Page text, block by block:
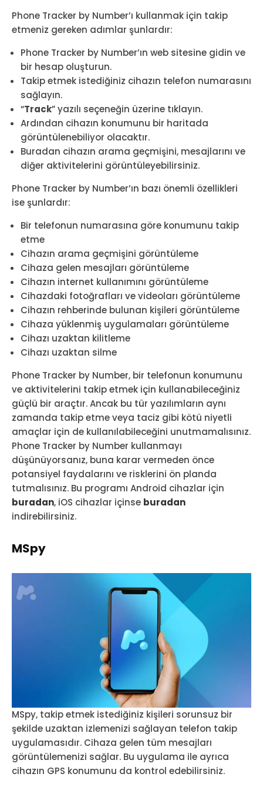
Phone Tracker by Number’ı kullanmak için takip
etmeniz gereken adımlar şunlardır:
Phone Tracker by Number’ın web sitesine gidin ve
bir hesap oluşturun.
Takip etmek istediğiniz cihazın telefon numarasını
sağlayın.
“Track” yazılı seçeneğin üzerine tıklayın.
Ardından cihazın konumunu bir haritada
görüntülenebiliyor olacaktır.
Buradan cihazın arama geçmişini, mesajlarını ve
diğer aktivitelerini görüntüleyebilirsiniz.
Phone Tracker by Number’ın bazı önemli özellikleri
ise şunlardır:
Bir telefonun numarasına göre konumunu takip
etme
Cihazın arama geçmişini görüntüleme
Cihaza gelen mesajları görüntüleme
Cihazın internet kullanımını görüntüleme
Cihazdaki fotoğrafları ve videoları görüntüleme
Cihazın rehberinde bulunan kişileri görüntüleme
Cihaza yüklenmiş uygulamaları görüntüleme
Cihazı uzaktan kilitleme
Cihazı uzaktan silme
Phone Tracker by Number, bir telefonun konumunu
ve aktivitelerini takip etmek için kullanabileceğiniz
güçlü bir araçtır. Ancak bu tür yazılımların aynı
zamanda takip etme veya taciz gibi kötü niyetli
amaçlar için de kullanılabileceğini unutmamalısınız.
Phone Tracker by Number kullanmayı
düşünüyorsanız, buna karar vermeden önce
potansiyel faydalarını ve risklerini ön planda
tutmalısınız. Bu programı Android cihazlar için
buradan, iOS cihazlar içinse buradan
indirebilirsiniz.
MSpy
MSpy, takip etmek istediğiniz kişileri sorunsuz bir
şekilde uzaktan izlemenizi sağlayan telefon takip
uygulamasıdır. Cihaza gelen tüm mesajları
görüntülemenizi sağlar. Bu uygulama ile ayrıca
cihazın GPS konumunu da kontrol edebilirsiniz.